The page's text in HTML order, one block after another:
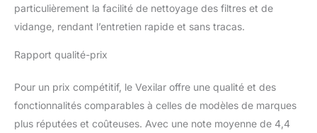
nettoyage programmé et
le nettoyage manuel.
aspirateur via la
télécommande pour
laisser vos sols
impeccables facilement
particulièrement la facilité de nettoyage des filtres et de
vidange, rendant l’entretien rapide et sans tracas.
Rapport qualité-prix
Pour un prix compétitif, le Vexilar offre une qualité et des
fonctionnalités comparables à celles de modèles de marques
plus réputées et coûteuses. Avec une note moyenne de 4,4